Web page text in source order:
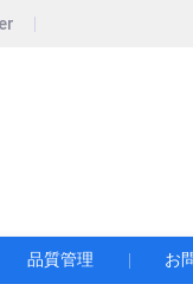
品質管理 お